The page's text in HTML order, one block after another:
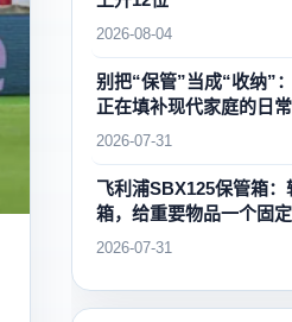
2026-08-04
别把“保管”当成“收纳”
正在填补现代家庭的日
2026-07-31
飞利浦SBX125保管箱
箱，给重要物品一个固
2026-07-31